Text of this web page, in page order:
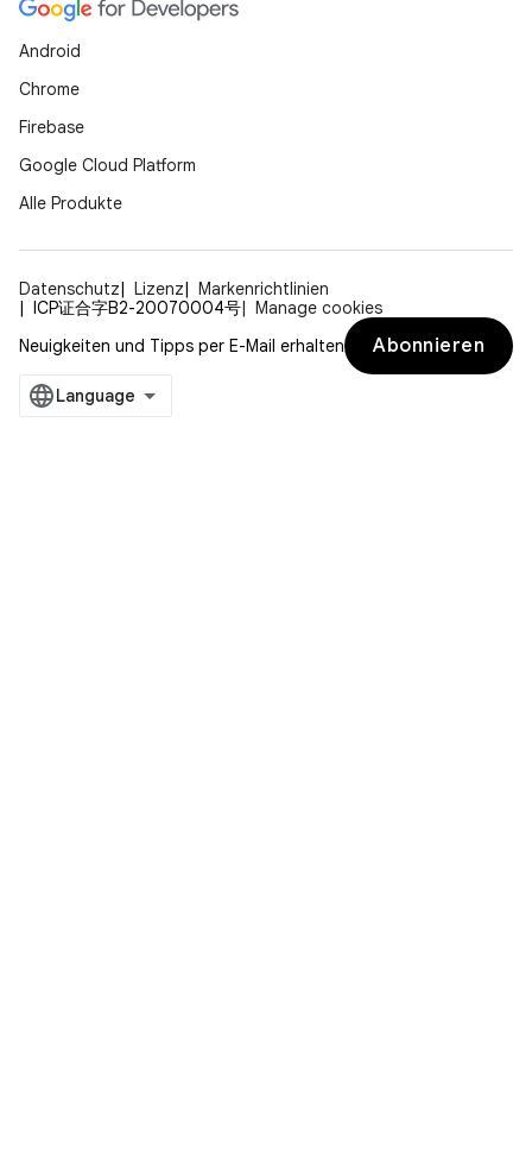
Android
Chrome
Firebase
Google Cloud Platform
Alle Produkte
Datenschutz Lizenz
Markenrichtlinien
ICP证合字B2-20070004号
Manage cookies
Neuigkeiten und Tipps per E-Mail erhalten
Abonnieren